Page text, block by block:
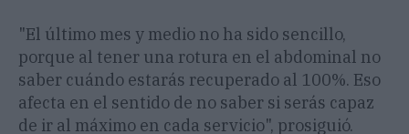
"El último mes y medio no ha sido sencillo,
porque al tener una rotura en el abdominal no
saber cuándo estarás recuperado al 100%. Eso
afecta en el sentido de no saber si serás capaz
de ir al máximo en cada servicio", prosiguió.